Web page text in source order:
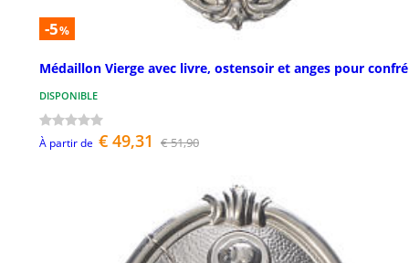
-5%
Médaillon Vierge avec livre, ostensoir et anges pour
DISPONIBLE
À partir de € 49,31 € 51,90